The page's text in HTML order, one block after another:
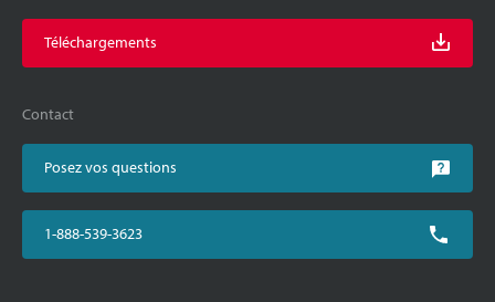
Téléchargements
Contact
Posez vos questions
1-888-539-3623